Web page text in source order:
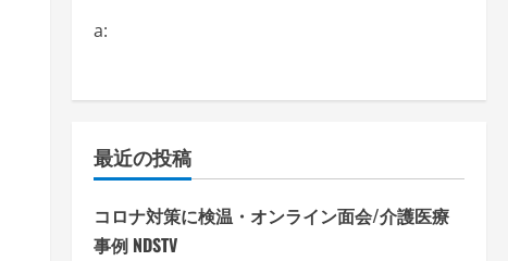
a:
最近の投稿
コロナ対策に検温・オンライン面会/介護医療
事例 NDSTV